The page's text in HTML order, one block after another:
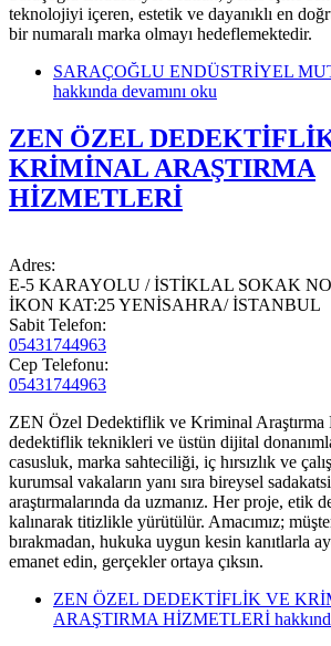
teknolojiyi içeren, estetik ve dayanıklı en
bir numaralı marka olmayı hedeflemektedir.
SARAÇOĞLU ENDÜSTRİYEL
hakkında devamını oku
ZEN ÖZEL
KRİMİNAL ARAŞTIRMA
HİZMETLERİ
Adres:
E-5 KARAYOLU / İSTİKLAL SOKAK
İKON KAT:25 YENİSAHRA/ İSTANBUL
Sabit Telefon:
05431744963
Cep Telefonu:
05431744963
ZEN Özel Dedektiflik ve Kriminal Araştırma
dedektiflik teknikleri ve üstün dijital
casusluk, marka sahteciliği, iç hırsızlık ve
kurumsal vakaların yanı sıra bireysel
araştırmalarında da uzmanız. Her proje, etik
kalınarak titizlikle yürütülür. Amacımız;
bırakmadan, hukuka uygun kesin kanıtlarla
emanet edin, gerçekler ortaya çıksın.
ZEN ÖZEL DEDEKTİFLİK VE
ARAŞTIRMA HİZMETLERİ